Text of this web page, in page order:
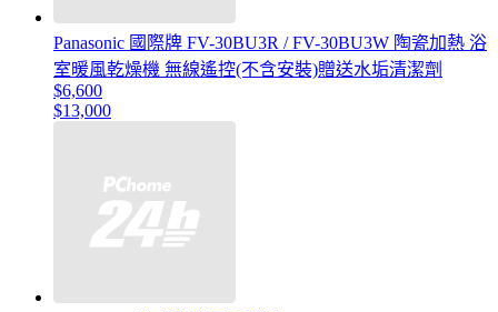
Panasonic 國際牌 FV-30BU3R / FV-30BU3W 陶瓷加熱 浴
室暖風乾燥機 無線遙控(不含安裝)贈送水垢清潔劑
$6,600
$13,000